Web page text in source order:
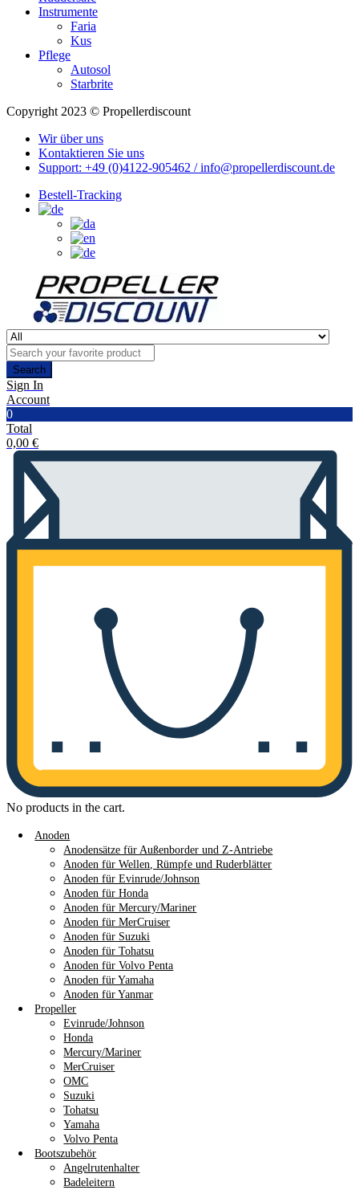
Instrumente
Faria
Kus
Pflege
Autosol
Starbrite
Copyright 2023 © Propellerdiscount
Wir über uns
Kontaktieren Sie uns
Support: +49 (0)4122-905462 / info@propellerdiscount.de
Bestell-Tracking
Search
Sign In
Account
0
Total
0,00 €
No products in the cart.
Anoden
Anodensätze für Außenborder und Z-Antriebe
Anoden für Wellen, Rümpfe und Ruderblätter
Anoden für Evinrude/Johnson
Anoden für Honda
Anoden für Mercury/Mariner
Anoden für MerCruiser
Anoden für Suzuki
Anoden für Tohatsu
Anoden für Volvo Penta
Anoden für Yamaha
Anoden für Yanmar
Propeller
Evinrude/Johnson
Honda
Mercury/Mariner
MerCruiser
OMC
Suzuki
Tohatsu
Yamaha
Volvo Penta
Bootszubehör
Angelrutenhalter
Badeleitern